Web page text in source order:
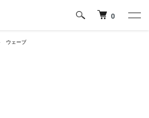
0
ウェーブ